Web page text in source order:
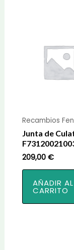
Recambios
Junta de
209,00 €
AÑADIR AL
CARRITO